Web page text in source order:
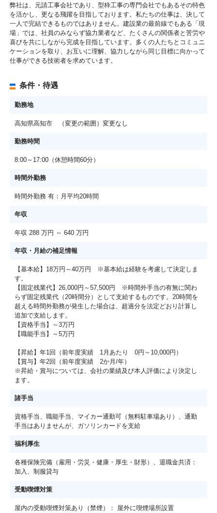
弊社は、元請工事会社であり、型枠工事の専門会社でもあるその特色
を活かし、更なる飛躍を目指しております。私たちの仕事は、決して
一人で完結できるものではありません。建設業の最前線でもある「現
場」では、社員のみならず協力業者など、たくさんの関係者と苦労や
喜びを共にしながら完成を目指しています。多くの人たちとコミュニ
ケーションを取り、お互いに理解、協力しながら同じ目標に向かって
仕事ができる技術者を求めています。
条件・待遇
勤務地
高知県高知市 （変更の範囲）変更なし
勤務時間
8:00～17:00（休憩時間60分）
時間外勤務
時間外勤務 有：月平均20時間
年収
年収 288 万円 ～ 640 万円
年収・月給の補足情報
【基本給】18万円～40万円 ※基本給は経験を考慮して決定しま
す。
【固定残業代】26,000円～57,500円 ※時間外手当の有無に関わ
らず固定残業代（20時間分）として支給するものです。20時間を
超える時間外勤務が発生した場合は、超過分を法定どおり計算し
追加で支給します。
【資格手当】～3万円
【職能手当】～5万円
【昇給】年1回（前年度実績 1月あたり 0円～10,000円）
【賞与】年2回（前年度実績 2か月/年）
※昇給・賞与については、会社の業績及び本人評価により決定し
ます。
諸手当
資格手当、職能手当、マイカー通勤可（無料駐車場あり）、通勤
手当はありませんが、ガソリンカードを支給
福利厚生
各種保険完備（雇用・労災・健康・厚生・財形）、退職金共済：
加入、制服貸与
受動喫煙対策
屋内の受動喫煙対策あり（禁煙）： 屋外に喫煙場所設置